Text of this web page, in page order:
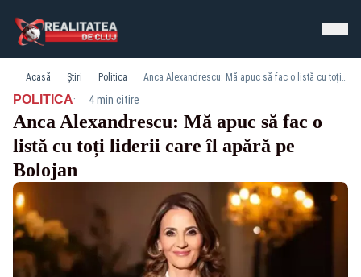
Acasă Știri Politica Anca Alexandrescu: Mă apuc să fac o listă cu toți liderii care îl apără pe Bolojan
POLITICA· 4 min citire
Anca Alexandrescu: Mă apuc să fac o
listă cu toți liderii care îl apără pe
Bolojan